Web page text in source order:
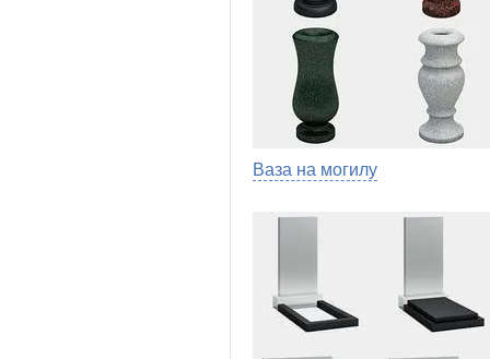
Ваза на могилу